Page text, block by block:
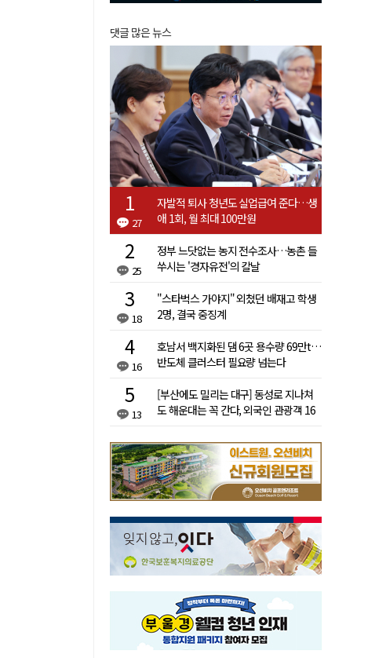
댓글 많은 뉴스
27
자발적 퇴사 청년도 실업급여 준다…생
애 1회, 월 최대 100만원
25
정부 느닷없는 농지 전수조사…농촌 들
쑤시는 '경자유전'의 칼날
18
"스타벅스 가야지" 외쳤던 배재고 학생
2명, 결국 중징계
16
호남서 백지화된 댐 6곳 용수량 69만t…
반도체 클러스터 필요량 넘는다
13
[부산에도 밀리는 대구] 동성로 지나쳐
도 해운대는 꼭 간다, 외국인 관광객 16